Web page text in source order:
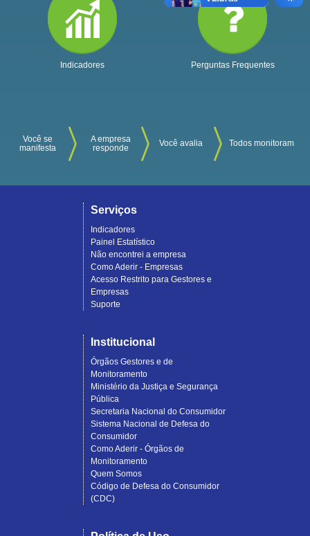
Indicadores Perguntas Frequentes
Você se
manifesta
A empresa
responde
Você avalia Todos monitoram
Serviços
Indicadores
Painel Estatístico
Não encontrei a empresa
Como Aderir - Empresas
Acesso Restrito para Gestores e
Empresas
Suporte
Institucional
Órgãos Gestores e de
Monitoramento
Ministério da Justiça e Segurança
Pública
Secretaria Nacional do Consumidor
Sistema Nacional de Defesa do
Consumidor
Como Aderir - Órgãos de
Monitoramento
Quem Somos
Código de Defesa do Consumidor
(CDC)